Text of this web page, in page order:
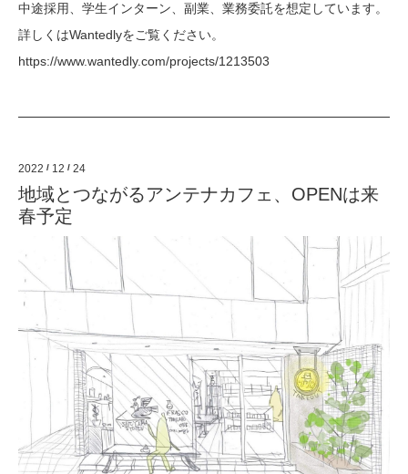
中途採用、学生インターン、副業、業務委託を想定しています。
詳しくはWantedlyをご覧ください。
https://www.wantedly.com/projects/1213503
2022 / 12 / 24
地域とつながるアンテナカフェ、OPENは来
春予定